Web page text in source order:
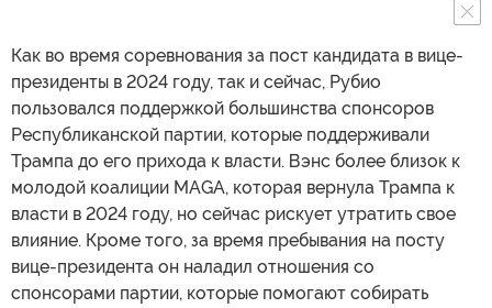
Как во время соревнования за пост кандидата в вице-
президенты в 2024 году, так и сейчас, Рубио
пользовался поддержкой большинства спонсоров
Республиканской партии, которые поддерживали
Трампа до его прихода к власти. Вэнс более близок к
молодой коалиции MAGA, которая вернула Трампа к
власти в 2024 году, но сейчас рискует утратить свое
влияние. Кроме того, за время пребывания на посту
вице-президента он наладил отношения со
спонсорами партии, которые помогают собирать